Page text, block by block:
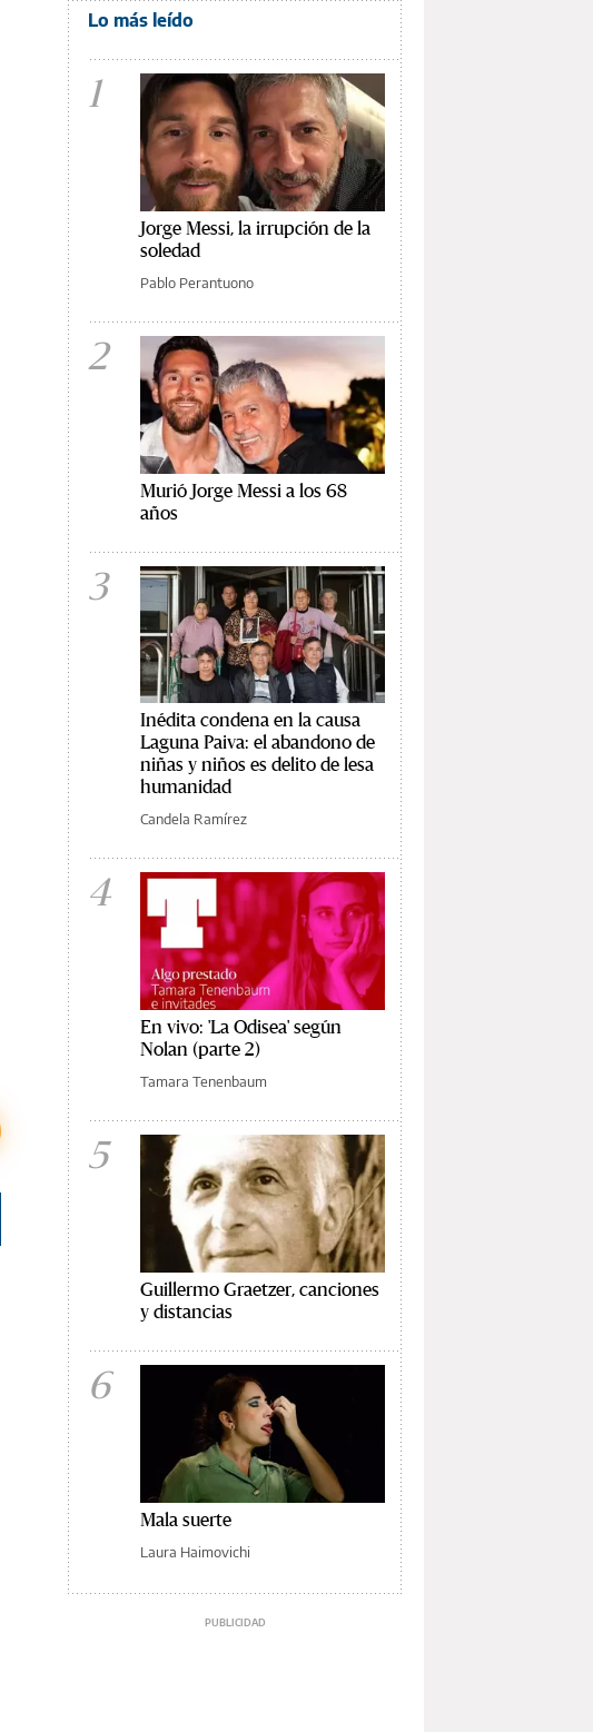
Lo más leído
1
Jorge Messi, la irrupción de la
soledad
Pablo Perantuono
2
Murió Jorge Messi a los 68
años
3
Inédita condena en la causa
Laguna Paiva: el abandono de
niñas y niños es delito de lesa
humanidad
Candela Ramírez
4
En vivo: 'La Odisea' según
Nolan (parte 2)
Tamara Tenenbaum
5
Guillermo Graetzer, canciones
y distancias
6
Mala suerte
Laura Haimovichi